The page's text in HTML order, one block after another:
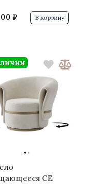
₽ В корзину
··
CE